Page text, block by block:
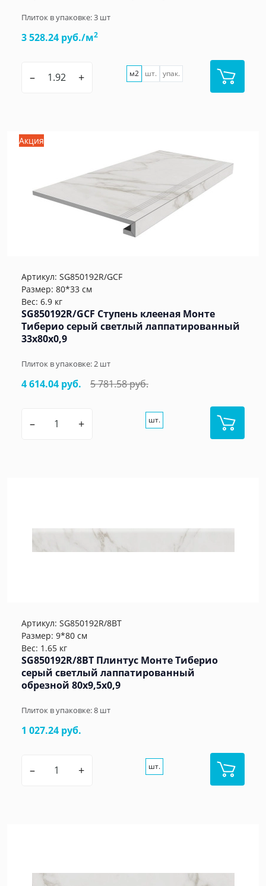
Плиток в упаковке:3 шт
3 528.24 руб./м2
– + м2 шт. упак.
Акция
Артикул: SG850192R/GCF
Размер: 80*33 см
Вес: 6.9 кг
SG850192R/GCF Ступень клееная Монте
Тиберио серый светлый лаппатированный
33x80x0,9
Плиток в упаковке:2 шт
4 614.04 руб. 5 781.58 руб.
– + шт.
Артикул: SG850192R/8BT
Размер: 9*80 см
Вес: 1.65 кг
SG850192R/8BT Плинтус Монте Тиберио
серый светлый лаппатированный
обрезной 80x9,5x0,9
Плиток в упаковке:8 шт
1 027.24 руб.
– + шт.